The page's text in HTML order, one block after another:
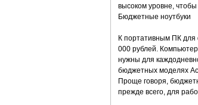
высоком уровне,
Бюджетные ноутбуки
К портативным ПК для
000 рублей.
нужны для
бюджетных моделях
Проще говоря,
прежде всего, для